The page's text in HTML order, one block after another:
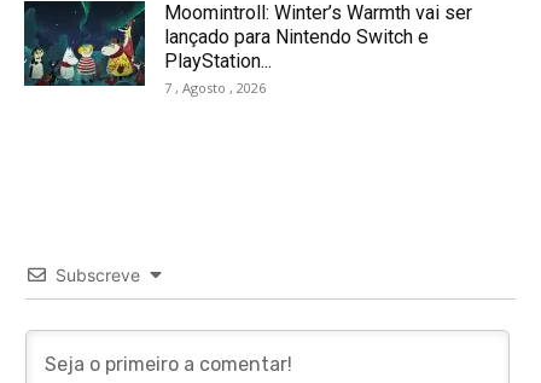
Moomintroll: Winter’s Warmth vai ser
lançado para Nintendo Switch e
PlayStation...
7 , Agosto , 2026
Subscreve